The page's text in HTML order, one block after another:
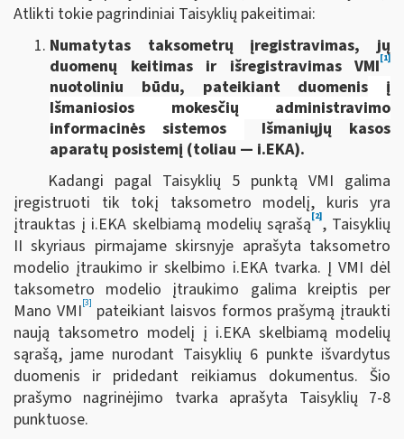
Atlikti tokie pagrindiniai Taisyklių pakeitimai:
Numatytas taksometrų įregistravimas, jų
duomenų keitimas ir išregistravimas VMI[1]
nuotoliniu būdu, pateikiant duomenis į
Išmaniosios mokesčių administravimo
informacinės sistemos
Išmaniųjų kasos
aparatų posistemį (toliau — i.EKA).
Kadangi pagal Taisyklių 5 punktą VMI galima
įregistruoti tik tokį taksometro modelį, kuris yra
įtrauktas į i.EKA skelbiamą modelių sąrašą[2], Taisyklių
II skyriaus pirmajame skirsnyje aprašyta taksometro
modelio įtraukimo ir skelbimo i.EKA tvarka. Į VMI dėl
taksometro modelio įtraukimo galima kreiptis per
Mano VMI[3] pateikiant laisvos formos prašymą įtraukti
naują taksometro modelį į i.EKA skelbiamą modelių
sąrašą, jame nurodant Taisyklių 6 punkte išvardytus
duomenis ir pridedant reikiamus dokumentus. Šio
prašymo nagrinėjimo tvarka aprašyta Taisyklių 7-8
punktuose.